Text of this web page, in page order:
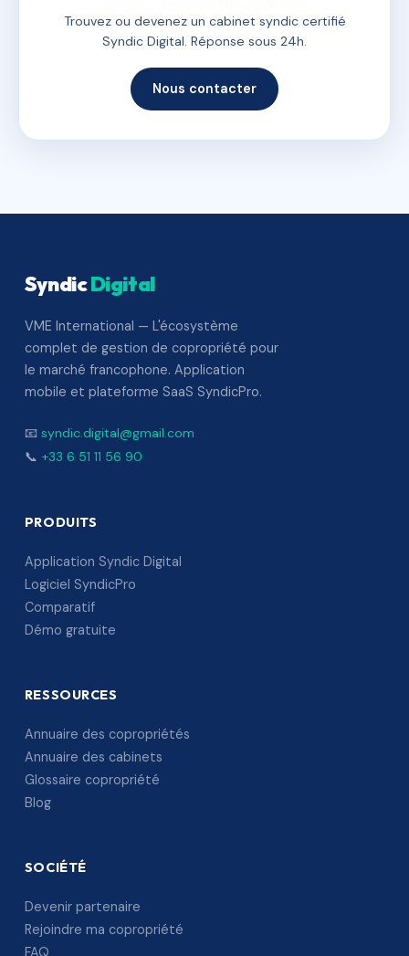
Trouvez ou devenez un cabinet syndic certifié
Syndic Digital. Réponse sous 24h.
Nous contacter
SyndicDigital
VME International — L'écosystème
complet de gestion de copropriété pour
le marché francophone. Application
mobile et plateforme SaaS SyndicPro.
📧 syndic.digital@gmail.com
📞 +33 6 51 11 56 90
PRODUITS
Application Syndic Digital
Logiciel SyndicPro
Comparatif
Démo gratuite
RESSOURCES
Annuaire des copropriétés
Annuaire des cabinets
Glossaire copropriété
Blog
SOCIÉTÉ
Devenir partenaire
Rejoindre ma copropriété
FAQ